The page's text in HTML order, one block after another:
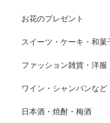
お花のプレゼント
スイーツ・ケーキ・和菓
ファッション雑貨・洋服
ワイン・シャンパンなど
日本酒・焼酎・梅酒